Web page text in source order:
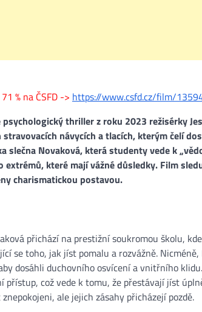
% na ČSFD -> https://www.csfd.cz/film/
thriller z roku 2023 režisérky
návycích a tlacích, kterým čelí
slečna Novaková, která studenty vede k
extrémů, které mají vážné důsledky. Film
charismatickou postavou​.
přichází na prestižní soukromou školu,
se toho, jak jíst pomalu a rozvážně.
dosáhli duchovního osvícení a vnitřního
přístup, což vede k tomu, že přestávají jíst
ale jejich zásahy přicházejí pozdě​.